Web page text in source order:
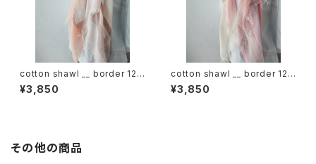
cotton shawl __ border 120
春麗w
¥3,850
cotton shawl __ border 120
桜花w
¥3,850
その他の商品